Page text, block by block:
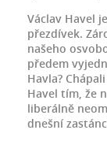
Václav Havel
přezdívek.
našeho
předem
Havla?
Havel tím, že
liberálně
dnešní